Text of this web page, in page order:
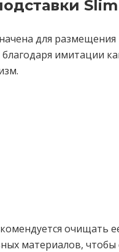
Slim
для
имитации
материалов,